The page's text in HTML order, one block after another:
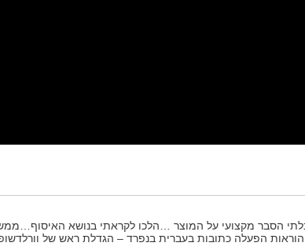
הסבר מקצועי על המוצר …הלכו לקראתי בנושא
הוראות הפעלה כתובות בעברית בנפרד – הגדלת ראש של